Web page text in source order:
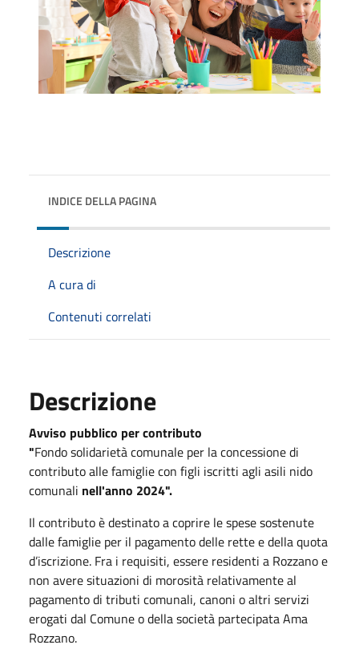
INDICE DELLA PAGINA
Descrizione
A cura di
Contenuti correlati
Descrizione
Avviso pubblico per contributo
"Fondo solidarietà comunale per la concessione di
contributo alle famiglie con figli iscritti agli asili nido
comunali nell'anno 2024".
Il contributo è destinato a coprire le spese sostenute
dalle famiglie per il pagamento delle rette e della quota
d’iscrizione. Fra i requisiti, essere residenti a Rozzano e
non avere situazioni di morosità relativamente al
pagamento di tributi comunali, canoni o altri servizi
erogati dal Comune o della società partecipata Ama
Rozzano.